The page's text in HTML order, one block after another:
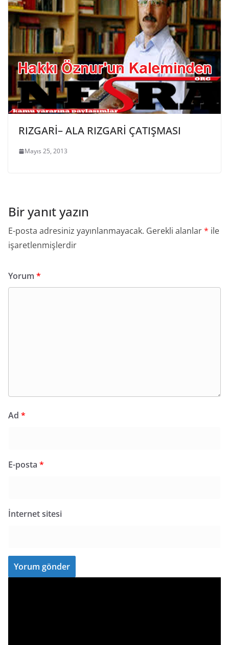
RIZGARİ– ALA RIZGARİ ÇATIŞMASI
Mayıs 25, 2013
Bir yanıt yazın
E-posta adresiniz yayınlanmayacak. Gerekli alanlar* ile
işaretlenmişlerdir
Yorum *
Ad *
E-posta *
İnternet sitesi